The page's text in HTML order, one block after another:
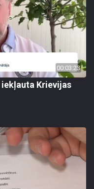
00:03:23
Krievijas